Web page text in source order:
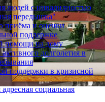
людей с инвалидностью
передышка"
приёма и оценки
поддержке
помощи на дому
долголетия в
поддержки в кризисной
адресная социальная